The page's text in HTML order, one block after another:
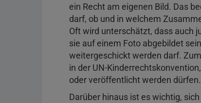
ein Recht am eigenen Bild. Das
darf, ob und in welchem
Oft wird unterschätzt, dass auch
sie auf einem Foto abgebildet
weitergeschickt werden darf.
in der UN-
oder veröffentlicht werden dürfen.
Darüber hinaus ist es wichtig,